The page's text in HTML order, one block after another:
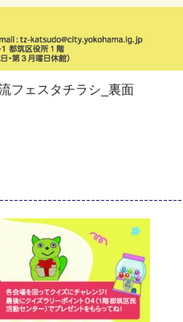
フェスタチラシ_裏面